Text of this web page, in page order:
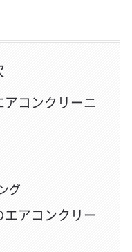
コンクリーニ
グ
アコンクリー